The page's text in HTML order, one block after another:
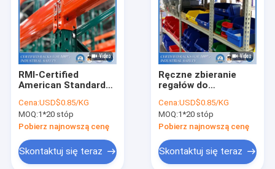
RMI-Certified
American Standard
Palet Rack
Cena:USD$0.85/KG
MOQ:1*20 stóp
Pobierz najnowszą cenę
Skontaktuj się teraz
Ręczne zbieranie
regałów do
nitów bez śrub
Cena:USD$0.85/KG
MOQ:1*20 stóp
Pobierz najnowszą cenę
Skontaktuj się teraz